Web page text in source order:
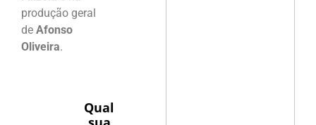
produção geral
de Afonso
Oliveira.
Qual